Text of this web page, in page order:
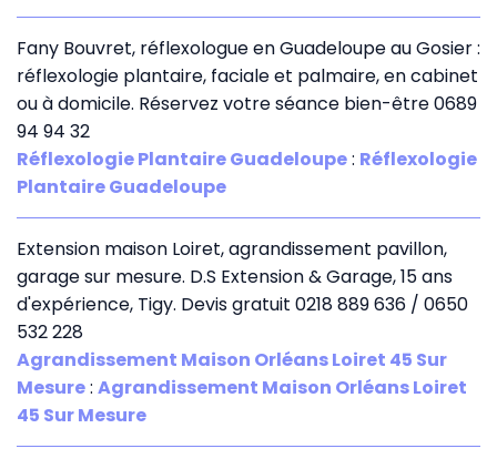
Fany Bouvret, réflexologue en Guadeloupe au Gosier :
réflexologie plantaire, faciale et palmaire, en cabinet
ou à domicile. Réservez votre séance bien-être 0689
94 94 32
Réflexologie Plantaire Guadeloupe: Réflexologie
Plantaire Guadeloupe
Extension maison Loiret, agrandissement pavillon,
garage sur mesure. D.S Extension & Garage, 15 ans
d'expérience, Tigy. Devis gratuit 0218 889 636 / 0650
532 228
Agrandissement Maison Orléans Loiret 45 Sur
Mesure: Agrandissement Maison Orléans Loiret
45 Sur Mesure